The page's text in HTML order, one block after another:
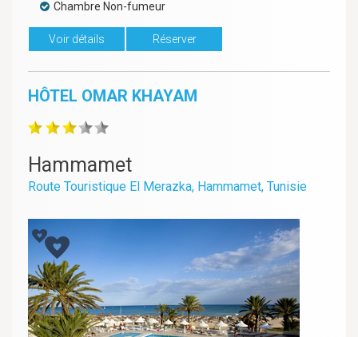
Chambre Non-fumeur
Voir détails Réserver
Hammamet
Route Touristique El Merazka, Hammamet, Tunisie
HÔTEL OMAR KHAYAM